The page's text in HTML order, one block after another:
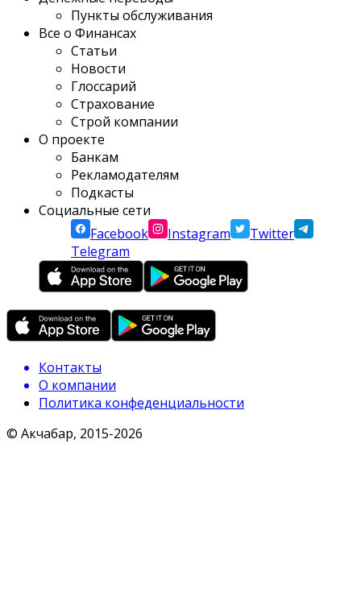
Пункты обслуживания
Все о Финансах
Статьи
Новости
Глоссарий
Страхование
Строй компании
О проекте
Банкам
Рекламодателям
Подкасты
Социальные сети
Facebook
Instagram
Twitter
Telegram
Контакты
О компании
Политика конфеденциальности
© Акчабар, 2015-2026